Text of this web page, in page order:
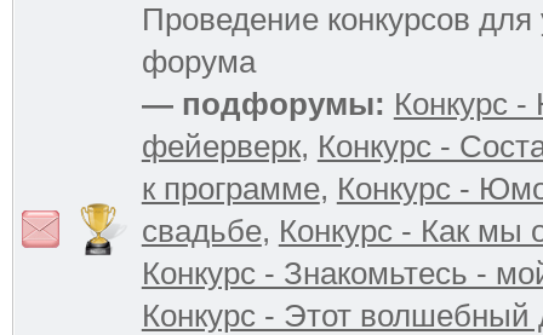
Проведение конкурсов для
форума
— подфорумы: Конкурс
фейерверк, Конкурс -
к программе, Конкурс -
свадьбе, Конкурс - Как мы
Конкурс - Знакомьтесь -
Конкурс - Этот волшебный